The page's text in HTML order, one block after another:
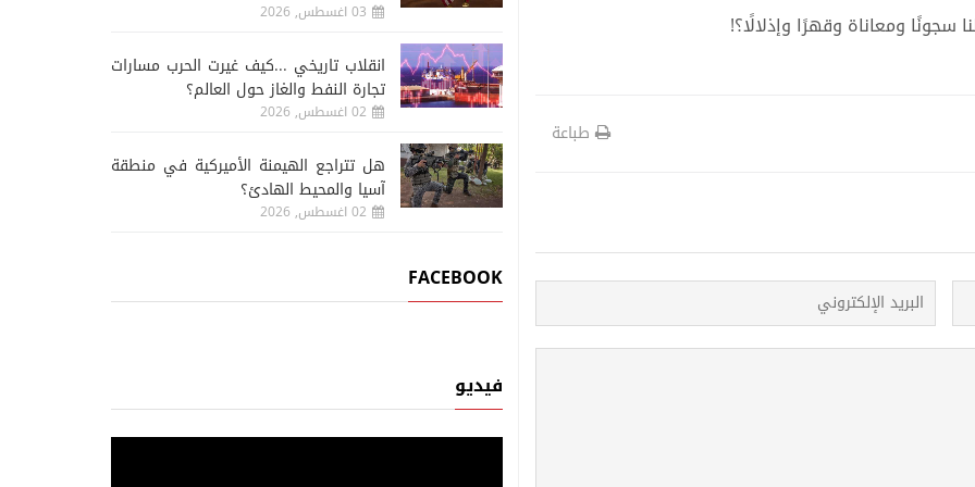
سجونًا ومعاناة وقهرًا وإذلالًا؟!
طباعة
03 اغسطس, 2026
انقلاب تاريخي ...كيف غيرت الحرب مسارات
تجارة النفط والغاز حول العالم؟
02 اغسطس, 2026
هل تتراجع الهيمنة الأميركية في منطقة
آسيا والمحيط الهادئ؟
02 اغسطس, 2026
FACEBOOK
فيديو